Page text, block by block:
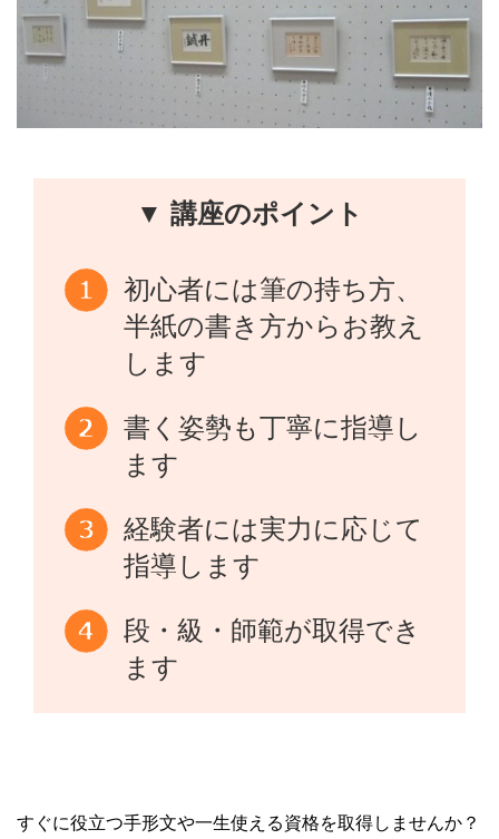
▼ 講座のポイント
初心者には筆の持ち方、
半紙の書き方からお教え
します
書く姿勢も丁寧に指導し
ます
経験者には実力に応じて
指導します
段・級・師範が取得でき
ます
すぐに役立つ手形文や一生使える資格を取得しませんか？